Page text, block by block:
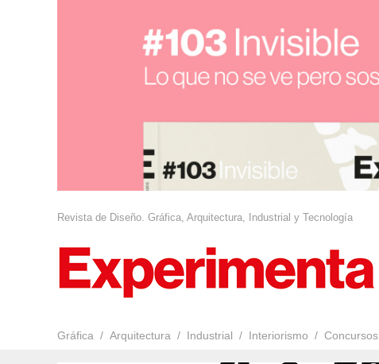
Revista de Diseño. Gráfica, Arquitectura, Industrial y Tecnología
Gráfica Arquitectura Industrial Interiorismo Concursos